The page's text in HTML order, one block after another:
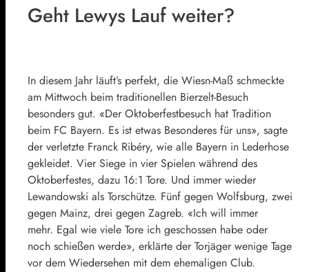
Geht Lewys Lauf weiter?
In diesem Jahr läuft’s perfekt, die Wiesn-Maß schmeckte
am Mittwoch beim traditionellen Bierzelt-Besuch
besonders gut. «Der Oktoberfestbesuch hat Tradition
beim FC Bayern. Es ist etwas Besonderes für uns», sagte
der verletzte Franck Ribéry, wie alle Bayern in Lederhose
gekleidet. Vier Siege in vier Spielen während des
Oktoberfestes, dazu 16:1 Tore. Und immer wieder
Lewandowski als Torschütze. Fünf gegen Wolfsburg, zwei
gegen Mainz, drei gegen Zagreb. «Ich will immer
mehr. Egal wie viele Tore ich geschossen habe oder
noch schießen werde», erklärte der Torjäger wenige Tage
vor dem Wiedersehen mit dem ehemaligen Club.